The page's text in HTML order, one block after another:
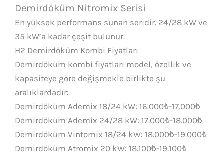
Demirdöküm Nitromix Serisi
En yüksek performans sunan seridir. 24/28 kW ve
35 kW’a kadar çeşit bulunur.
H2 Demirdöküm Kombi Fiyatları
Demirdöküm kombi fiyatları model, özellik ve
kapasiteye göre değişmekle birlikte şu
aralıklardadır:
Demirdöküm Ademix 18/24 kW: 16.000₺-17.000₺
Demirdöküm Ademix 24/28 kW: 17.000₺-18.000₺
Demirdöküm Vintomix 18/24 kW: 18.000₺-19.000₺
Demirdöküm Atromix 20 kW: 18.100₺-19.100₺